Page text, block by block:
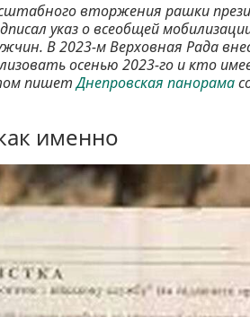
вторжения рашки
указ о всеобщей
В 2023-м Верховная Рада
осенью 2023-го и кто
пишетДнепровская панорама
именно